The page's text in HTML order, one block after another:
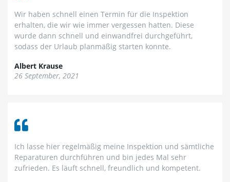
Wir haben schnell einen Termin für die Inspektion
erhalten, die wir wie immer vergessen hatten. Diese
wurde dann schnell und einwandfrei durchgeführt,
sodass der Urlaub planmäßig starten konnte.
Albert Krause
26 September, 2021
Ich lasse hier regelmäßig meine Inspektion und sämtliche
Reparaturen durchführen und bin jedes Mal sehr
zufrieden. Es läuft schnell, freundlich und kompetent.